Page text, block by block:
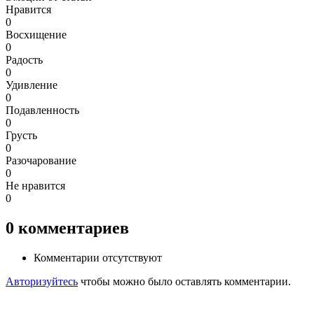
Нравится
0
Восхищение
0
Радость
0
Удивление
0
Подавленность
0
Грусть
0
Разочарование
0
Не нравится
0
0 комментариев
Комментарии отсутствуют
Авторизуйтесь чтобы можно было оставлять комментарии.